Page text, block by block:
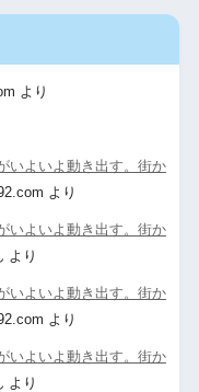
より
いよいよ動き出す。街か
より
いよいよ動き出す。街か
より
いよいよ動き出す。街か
より
いよいよ動き出す。街か
より